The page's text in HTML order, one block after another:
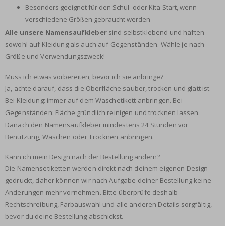
Besonders geeignet für den Schul- oder Kita-Start, wenn
verschiedene Größen gebraucht werden
Alle unsere Namensaufklebersind selbstklebend und haften
sowohl auf Kleidung als auch auf Gegenständen. Wähle je nach
Größe und Verwendungszweck!
Muss ich etwas vorbereiten, bevor ich sie anbringe?
Ja, achte darauf, dass die Oberfläche sauber, trocken und glatt ist.
Bei Kleidung: immer auf dem Waschetikett anbringen. Bei
Gegenständen: Fläche gründlich reinigen und trocknen lassen.
Danach den Namensaufkleber mindestens 24 Stunden vor
Benutzung, Waschen oder Trocknen anbringen.
Kann ich mein Design nach der Bestellung ändern?
Die Namensetiketten werden direkt nach deinem eigenen Design
gedruckt, daher können wir nach Aufgabe deiner Bestellung keine
Änderungen mehr vornehmen. Bitte überprüfe deshalb
Rechtschreibung, Farbauswahl und alle anderen Details sorgfältig,
bevor du deine Bestellung abschickst.